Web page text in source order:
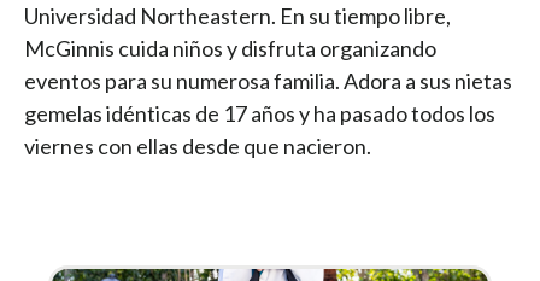
Universidad Northeastern. En su tiempo libre,
McGinnis cuida niños y disfruta organizando
eventos para su numerosa familia. Adora a sus nietas
gemelas idénticas de 17 años y ha pasado todos los
viernes con ellas desde que nacieron.